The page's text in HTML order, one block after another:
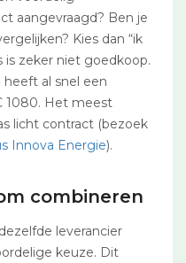
aangevraagd? Ben je
Kies dan “ik
is zeker niet goedkoop.
al snel een
1080. Het meest
licht contract (bezoek
Innova Energie).
combineren
leverancier
keuze. Dit